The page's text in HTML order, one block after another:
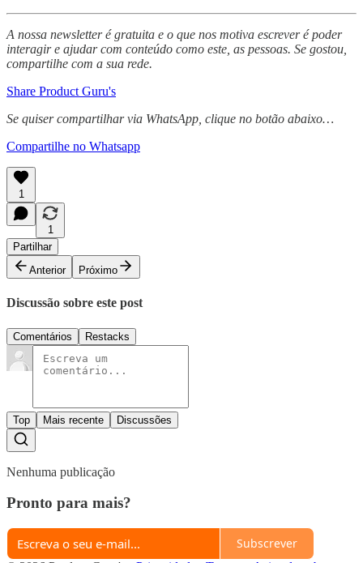
A nossa newsletter é gratuita e o que nos motiva escrever é poder
interagir e ajudar com conteúdo como este, as pessoas. Se gostou,
compartilhe com a sua rede.
Share Product Guru's
Se quiser compartilhar via WhatsApp, clique no botão abaixo…
Compartilhe no Whatsapp
1
1
Partilhar
Anterior
Próximo
Discussão sobre este post
Comentários Restacks
Top Mais recente Discussões
Nenhuma publicação
Pronto para mais?
Subscrever